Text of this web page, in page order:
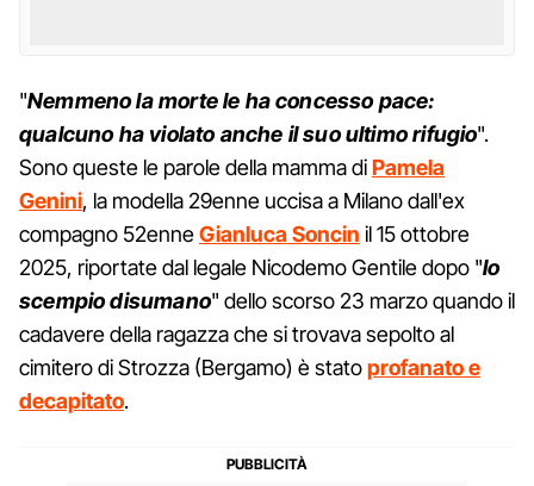
"Nemmeno la morte le ha concesso pace:
qualcuno ha violato anche il suo ultimo rifugio".
Sono queste le parole della mamma diPamela
Genini, la modella 29enne uccisa a Milano dall'ex
compagno 52enneGianluca Soncin il 15 ottobre
2025, riportate dal legale Nicodemo Gentile dopo "lo
scempio disumano" dello scorso 23 marzo quando il
cadavere della ragazza che si trovava sepolto al
cimitero di Strozza (Bergamo) è statoprofanato e
decapitato.